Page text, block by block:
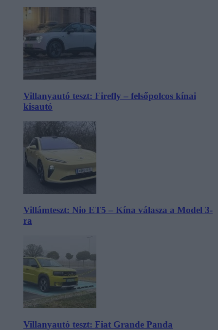
Villanyautó teszt: Firefly – felsőpolcos kínai
kisautó
Villámteszt: Nio ET5 – Kína válasza a Model 3-
ra
Villanyautó teszt: Fiat Grande Panda